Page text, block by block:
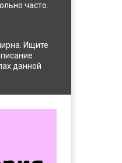
часто.
Ищите
данной